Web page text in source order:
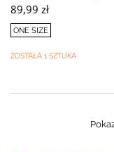
89,99 zł
ONE SIZE
ZOSTAŁA 1 SZTUKA